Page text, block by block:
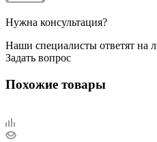
Нужна консультация?
Наши специалисты ответят на
Задать вопрос
Похожие товары